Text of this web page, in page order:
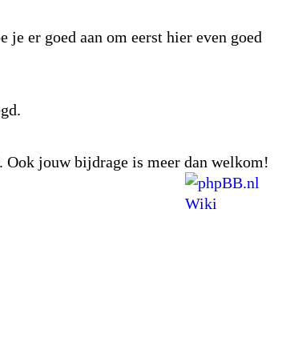
er goed aan om eerst hier even goed
jouw bijdrage is meer dan welkom!